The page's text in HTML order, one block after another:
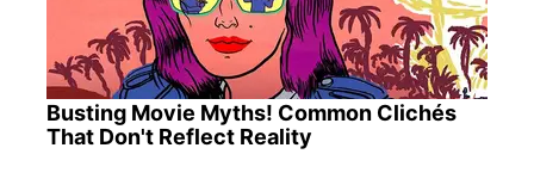
Busting Movie Myths! Common Clichés
That Don't Reflect Reality